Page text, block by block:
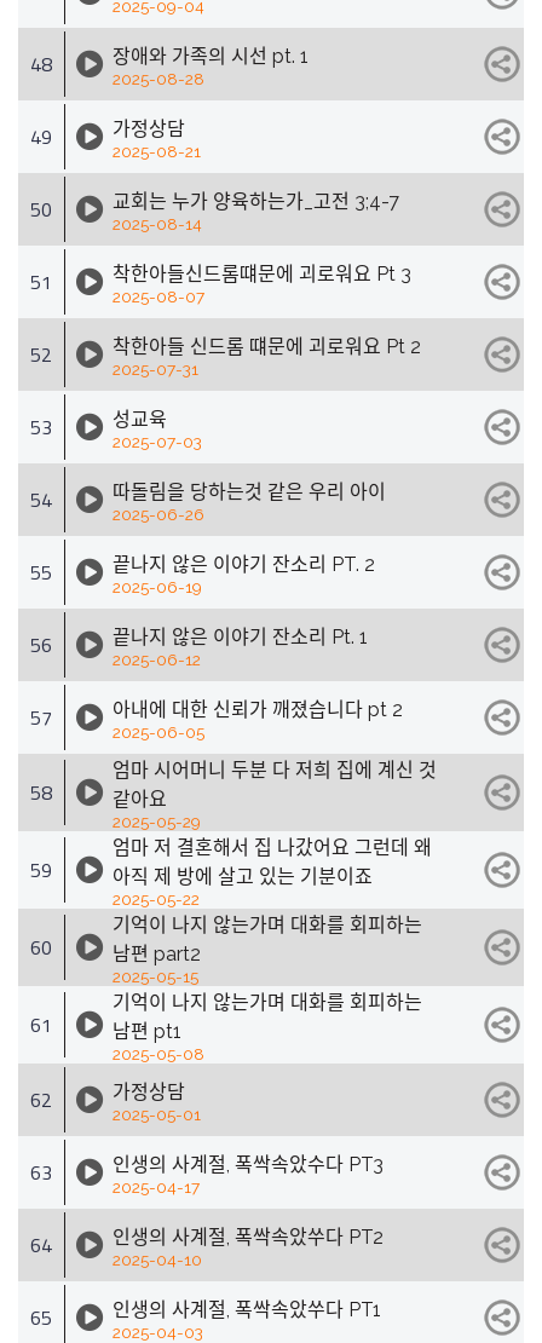
2025-09-04
48 장애와 가족의 시선 pt. 1
2025-08-28
49 가정상담
2025-08-21
50 교회는 누가 양육하는가_고전 3;4-7
2025-08-14
51 착한아들신드롬떄문에 괴로워요 Pt 3
2025-08-07
52 착한아들 신드롬 떄문에 괴로워요 Pt 2
2025-07-31
53 성교육
2025-07-03
54 따돌림을 당하는것 같은 우리 아이
2025-06-26
55 끝나지 않은 이야기 잔소리 PT. 2
2025-06-19
56 끝나지 않은 이야기 잔소리 Pt. 1
2025-06-12
57 아내에 대한 신뢰가 깨졌습니다 pt 2
2025-06-05
58
엄마 시어머니 두분 다 저희 집에 계신 것
같아요
2025-05-29
59
엄마 저 결혼해서 집 나갔어요 그런데 왜
아직 제 방에 살고 있는 기분이죠
2025-05-22
60
기억이 나지 않는가며 대화를 회피하는
남편 part2
2025-05-15
61
기억이 나지 않는가며 대화를 회피하는
남편 pt1
2025-05-08
62 가정상담
2025-05-01
63 인생의 사계절, 폭싹속았수다 PT3
2025-04-17
64 인생의 사계절, 폭싹속았쑤다 PT2
2025-04-10
65 인생의 사계절, 폭싹속았쑤다 PT1
2025-04-03